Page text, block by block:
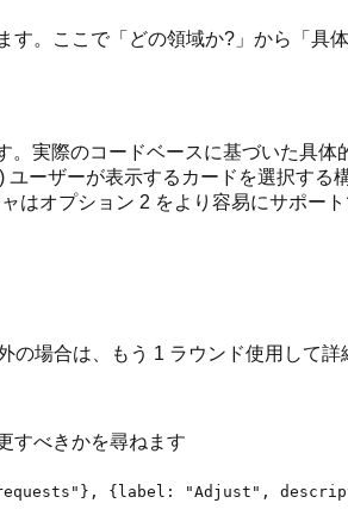
。ここで「どの領域か?」から「具
実際のコードベースに基づいた具体
ーザーが表示するカードを選択す
はオプション 2 をより容易にサポー
の場合は、もう 1 ラウンド使用して詳
すべきかを尋ねます
{label: "Adjust",